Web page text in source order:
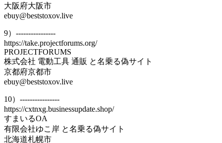
大阪府大阪市
ebuy@beststoxov.live
9）----------------
https://take.projectforums.org/
PROJECTFORUMS
株式会社 電動工具 通販 と名乗る偽サイト
京都府京都市
ebuy@beststoxov.live
10）----------------
https://cxtnxg.businessupdate.shop/
すまいるOA
有限会社ゆこ岸 と名乗る偽サイト
北海道札幌市